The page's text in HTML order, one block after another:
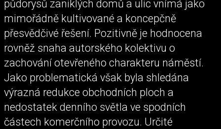
půdorysů zaniklých domů a ulic vnímá jako
mimořádně kultivované a koncepčně
přesvědčivé řešení. Pozitivně je hodnocena
rovněž snaha autorského kolektivu o
zachování otevřeného charakteru náměstí.
Jako problematická však byla shledána
výrazná redukce obchodních ploch a
nedostatek denního světla ve spodních
částech komerčního provozu. Určité